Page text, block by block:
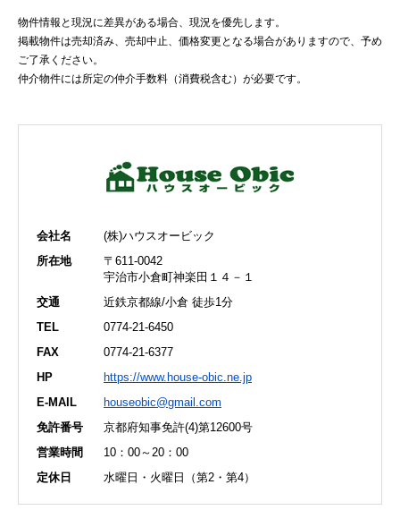
物件情報と現況に差異がある場合、現況を優先します。
掲載物件は売却済み、売却中止、価格変更となる場合がありますので、予め
ご了承ください。
仲介物件には所定の仲介手数料（消費税含む）が必要です。
会社名
(株)ハウスオービック
所在地
〒611-0042
宇治市小倉町神楽田１４－１
交通
近鉄京都線/小倉 徒歩1分
TEL
0774-21-6450
FAX
0774-21-6377
HP
https://www.house-obic.ne.jp
E-MAIL
houseobic@gmail.com
免許番号
京都府知事免許(4)第12600号
営業時間
10：00～20：00
定休日
水曜日・火曜日（第2・第4）